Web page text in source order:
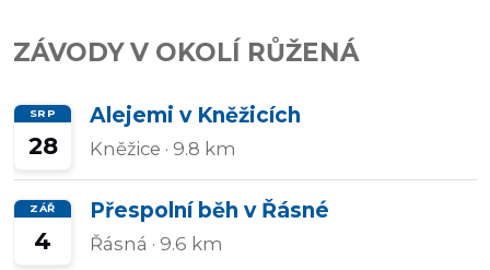
závody
ZÁVODY V OKOLÍ RŮŽENÁ
SRP
28
Alejemi v Kněžicích
Kněžice · 9.8 km
ZÁŘ
4
Přespolní běh v Řásné
Řásná · 9.6 km